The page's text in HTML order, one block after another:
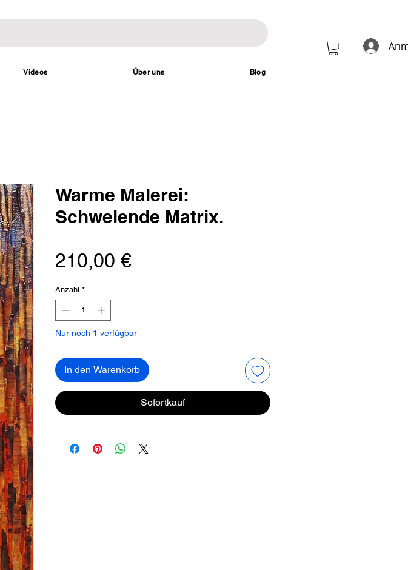
Videos Über uns Blog
Warme Malerei:
Schwelende Matrix.
210,00 €Preis
Anzahl *
Nur noch 1 verfügbar
In den Warenkorb
Sofortkauf